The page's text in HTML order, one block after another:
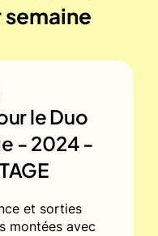
semaine
leDuo
- 2024 -
et sorties
montées avec